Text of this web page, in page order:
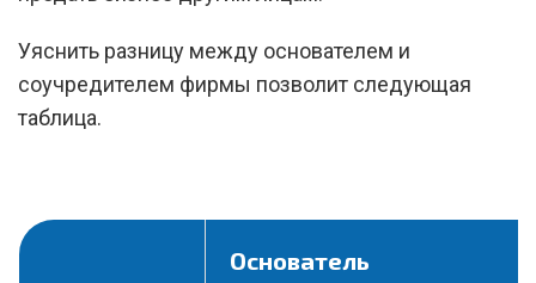
Уяснить разницу между основателем и
соучредителем фирмы позволит следующая
таблица.
Основатель